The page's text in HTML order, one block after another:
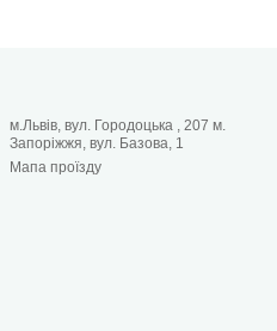
м.Львів, вул. Городоцька , 207 м.
Запоріжжя, вул. Базова, 1
Мапа проїзду